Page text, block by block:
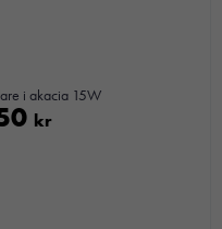
i akacia 15W
kr